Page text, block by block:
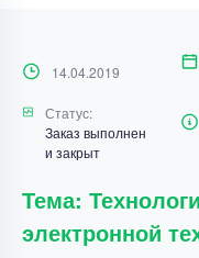
14.04.2019
Статус:
Заказ выполнен
и закрыт
Тема:
электронной